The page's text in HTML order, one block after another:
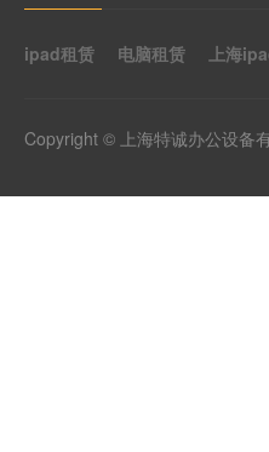
ipad租赁 电脑租赁 上海
Copyright © 上海特诚办公设备